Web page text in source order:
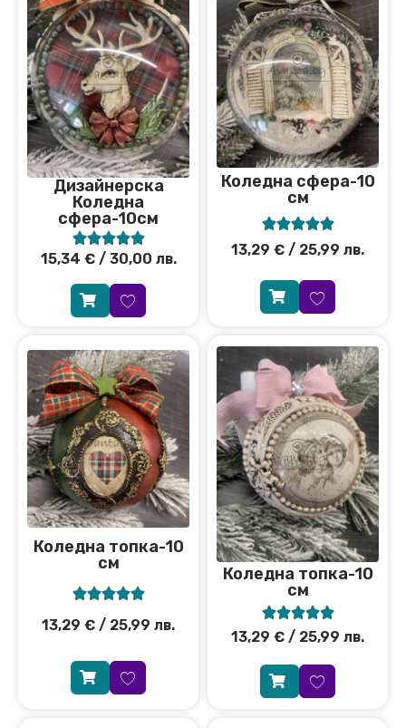
Дизайнерска
Коледна
сфера-10см

15,34 €/ 30,00 лв.
Коледна сфера-10
см

13,29 € / 25,99 лв.
Коледна топка-10
см

13,29 € / 25,99 лв.
Коледна топка-10
см

13,29 € / 25,99 лв.